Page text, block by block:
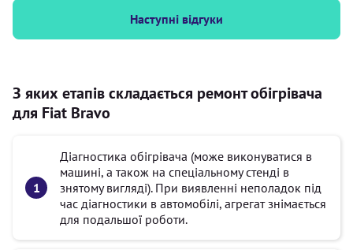
Наступні відгуки
З яких етапів складається ремонт обігрівача
для Fiat Bravo
Діагностика обігрівача (може виконуватися в
машині, а також на спеціальному стенді в
знятому вигляді). При виявленні неполадок під
час діагностики в автомобілі, агрегат знімається
для подальшої роботи.